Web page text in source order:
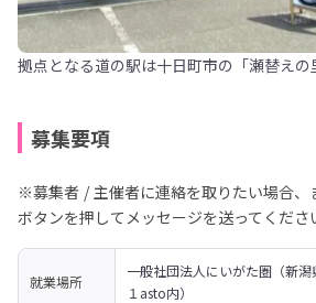
拠点となる道の駅は十日町市の「瀬替えの
募集要項
※募集者 / 主催者に連絡を取りたい場合、
ボタンを押してメッセージを送ってくださ
就業場所
一般社団法人にいがた圏（新
１asto内）